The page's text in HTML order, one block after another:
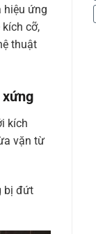
hiệu ứng
cỡ,
thuật
kích
vặn từ
bị đứt